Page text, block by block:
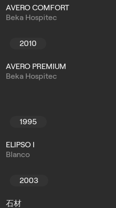
AVERO COMFORT
Beka Hospitec
2010
AVERO PREMIUM
Beka Hospitec
1995
ELIPSO I
Blanco
2003
石材